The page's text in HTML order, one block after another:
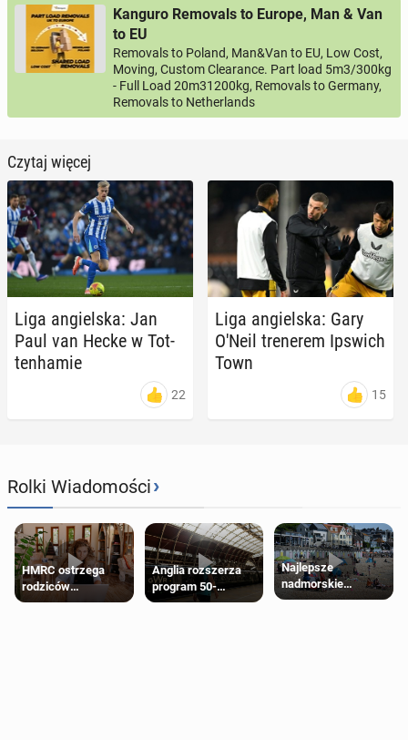
Kanguro Removals to Europe, Man & Van
to EU
Removals to Poland, Man&Van to EU, Low Cost,
Moving, Custom Clearance. Part load 5m3/300kg
- Full Load 20m31200kg, Removals to Germany,
Removals to Netherlands
Czytaj więcej
Liga an­giel­ska: Jan
Paul van Hecke w Tot­
ten­ha­mie
22
Liga an­giel­ska: Gary
O'Neil tre­ne­rem Ipswich
Town
15
Rolki Wiadomości›
HMRC ostrzega
rodziców
pobierających Child
Anglia rozszerza
program 50-
procentowych
Najlepsze
nadmorskie
miasteczko blisko